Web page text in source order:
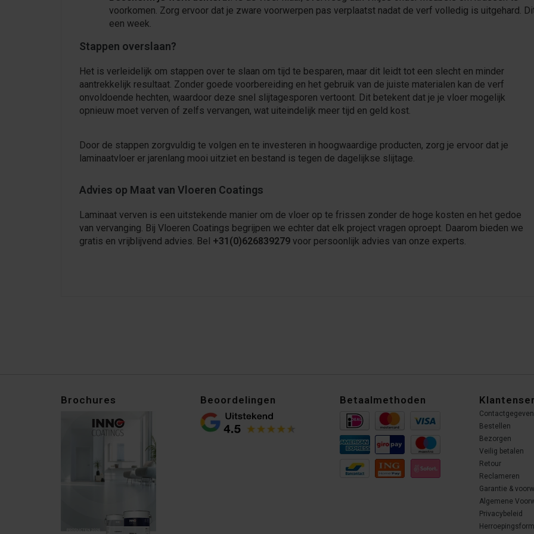
voorkomen. Zorg ervoor dat je zware voorwerpen pas verplaatst nadat de verf volledig is uitgehard. Dit
een week.
Stappen overslaan?
Het is verleidelijk om stappen over te slaan om tijd te besparen, maar dit leidt tot een slecht en minder
aantrekkelijk resultaat. Zonder goede voorbereiding en het gebruik van de juiste materialen kan de verf
onvoldoende hechten, waardoor deze snel slijtagesporen vertoont. Dit betekent dat je je vloer mogelijk
opnieuw moet verven of zelfs vervangen, wat uiteindelijk meer tijd en geld kost.
Door de stappen zorgvuldig te volgen en te investeren in hoogwaardige producten, zorg je ervoor dat je
laminaatvloer er jarenlang mooi uitziet en bestand is tegen de dagelijkse slijtage.
Advies op Maat van Vloeren Coatings
Laminaat verven is een uitstekende manier om de vloer op te frissen zonder de hoge kosten en het gedoe
van vervanging. Bij Vloeren Coatings begrijpen we echter dat elk project vragen oproept. Daarom bieden we
gratis en vrijblijvend advies. Bel +31(0)626839279 voor persoonlijk advies van onze experts.
Brochures Beoordelingen Betaalmethoden
Bestellen
Bezorgen
Veilig betalen
Retour
Reclameren
Garantie &
Algemene
Privacybeleid